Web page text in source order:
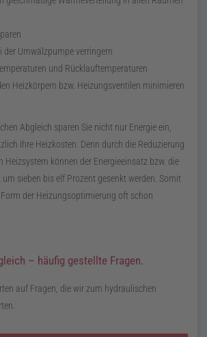
der Umwälzpumpe verringern
und Rücklauftemperaturen
Heizkörpern bzw. Heizungsventilen minimieren
Abgleich sparen Sie nicht nur Energie ein,
Ihre Heizkosten. Denn durch die Reduzierung
Heizsystem können der Energieeinsatz bzw. die
sieben bis elf Prozent gesenkt werden. Somit
der Heizungsoptimierung oft schon
– häufig gestellte Fragen.
auf Fragen, die wir zum hydraulischen